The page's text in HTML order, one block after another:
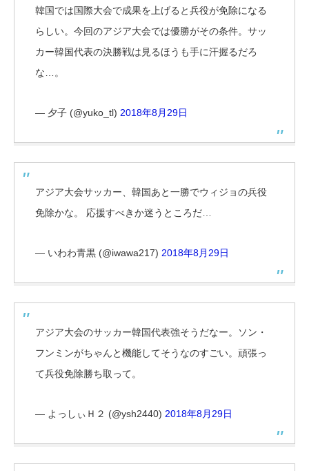
韓国では国際大会で成果を上げると兵役が免除になる
らしい。今回のアジア大会では優勝がその条件。サッ
カー韓国代表の決勝戦は見るほうも手に汗握るだろ
な…。
— 夕子 (@yuko_tl) 2018年8月29日
アジア大会サッカー、韓国あと一勝でウィジョの兵役
免除かな。 応援すべきか迷うところだ…
— いわわ青黒 (@iwawa217) 2018年8月29日
アジア大会のサッカー韓国代表強そうだなー。ソン・
フンミンがちゃんと機能してそうなのすごい。頑張っ
て兵役免除勝ち取って。
— よっしぃＨ２ (@ysh2440) 2018年8月29日